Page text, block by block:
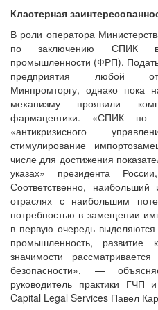
Кластерная
В роли оператора
по заключению СПИК
промышленности (ФРП).
предприятия любой
Минпромторгу, однако пока
механизму проявили
фармацевтики. «СПИК по
«антикризисного
стимулирование
числе для достижения
указах» президента
Соответственно,
отраслях с наибольшим
потребностью в замещении
в первую очередь
промышленность, развитие
значимости
безопасности», —
руководитель практики ГЧП
Capital Legal Services Павел